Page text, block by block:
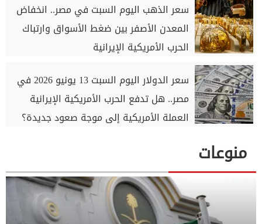
سعر الذهب اليوم السبت في مصر.. انخفاض
المعدن الأصفر بين ضغط الأسواق وارتباك
الحرب الأمريكية الإيرانية
سعر الدولار اليوم السبت 13 يونيو 2026 في
مصر.. هل تدفع الحرب الأمريكية الإيرانية
العملة الأمريكية إلى موجة صعود جديدة؟
منوعات